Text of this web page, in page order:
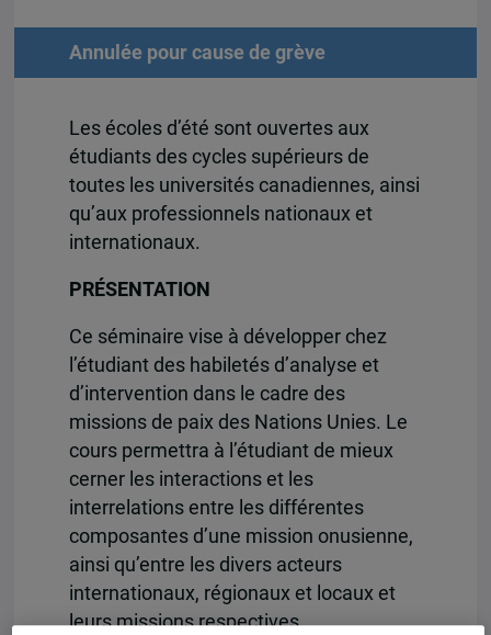
Annulée pour cause de grève
Les écoles d’été sont ouvertes aux
étudiants des cycles supérieurs de
toutes les universités canadiennes, ainsi
qu’aux professionnels nationaux et
internationaux.
PRÉSENTATION
Ce séminaire vise à développer chez
l’étudiant des habiletés d’analyse et
d’intervention dans le cadre des
missions de paix des Nations Unies. Le
cours permettra à l’étudiant de mieux
cerner les interactions et les
interrelations entre les différentes
composantes d’une mission onusienne,
ainsi qu’entre les divers acteurs
internationaux, régionaux et locaux et
leurs missions respectives.